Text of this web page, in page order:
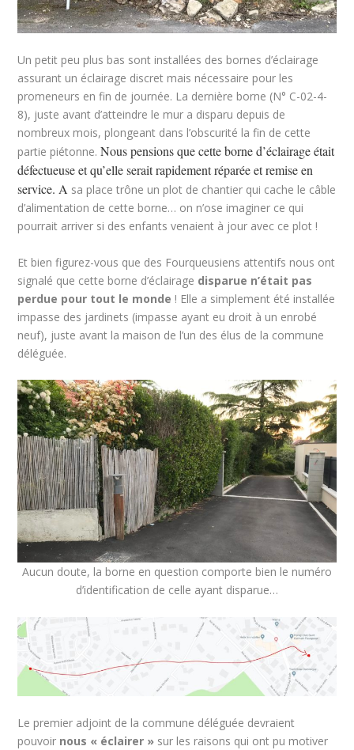
Un petit peu plus bas sont installées des bornes d’éclairage
assurant un éclairage discret mais nécessaire pour les
promeneurs en fin de journée. La dernière borne (N° C-02-4-
8), juste avant d’atteindre le mur a disparu depuis de
nombreux mois, plongeant dans l’obscurité la fin de cette
partie piétonne.Nous pensions que cette borne d’éclairage était
défectueuse et qu’elle serait rapidement réparée et remise en
service. A sa place trône un plot de chantier qui cache le câble
d’alimentation de cette borne… on n’ose imaginer ce qui
pourrait arriver si des enfants venaient à jour avec ce plot !
Et bien figurez-vous que des Fourqueusiens attentifs nous ont
signalé que cette borne d’éclairage disparue n’était pas
perdue pour tout le monde ! Elle a simplement été installée
impasse des jardinets (impasse ayant eu droit à un enrobé
neuf), juste avant la maison de l’un des élus de la commune
déléguée.
Aucun doute, la borne en question comporte bien le numéro
d’identification de celle ayant disparue…
Le premier adjoint de la commune déléguée devraient
pouvoir nous « éclairer » sur les raisons qui ont pu motiver